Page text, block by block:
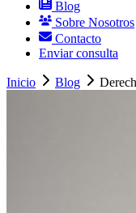
Blog
Sobre Nosotros
Contacto
Enviar consulta
Inicio Blog